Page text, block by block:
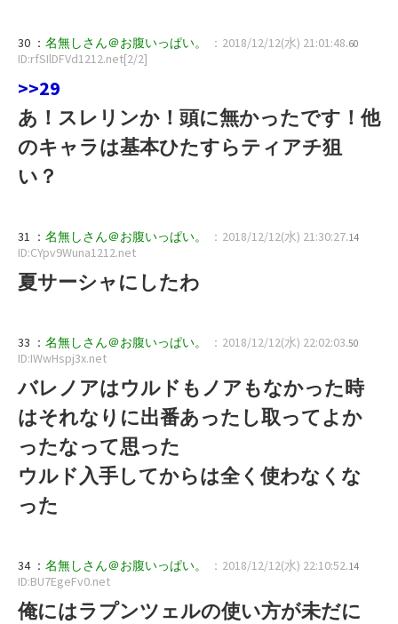
30 ： 名無しさん＠お腹いっぱい。 ：2018/12/12(水) 21:01:48.60
ID:rfSIlDFVd1212.net[2/2]
>>29
あ！スレリンか！頭に無かったです！他
のキャラは基本ひたすらティアチ狙
い？
31 ： 名無しさん＠お腹いっぱい。 ：2018/12/12(水) 21:30:27.14
ID:CYpv9Wuna1212.net
夏サーシャにしたわ
33 ： 名無しさん＠お腹いっぱい。 ：2018/12/12(水) 22:02:03.50
ID:IWwHspj3x.net
バレノアはウルドもノアもなかった時
はそれなりに出番あったし取ってよか
ったなって思った
ウルド入手してからは全く使わなくな
った
34 ： 名無しさん＠お腹いっぱい。 ：2018/12/12(水) 22:10:52.14
ID:BU7EgeFv0.net
俺にはラプンツェルの使い方が未だに